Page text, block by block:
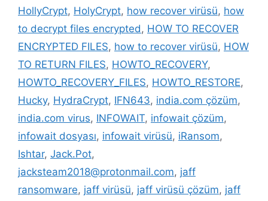
HollyCrypt, HolyCrypt, how recover virüsü, how
to decrypt files encrypted, HOW TO RECOVER
ENCRYPTED FILES, how to recover virüsü, HOW
TO RETURN FILES, HOWTO_RECOVERY,
HOWTO_RECOVERY_FILES, HOWTO_RESTORE,
Hucky, HydraCrypt, IFN643, india.com çözüm,
india.com virus, INFOWAIT, infowait çözüm,
infowait dosyası, infowait virüsü, iRansom,
Ishtar, Jack.Pot,
jacksteam2018@protonmail.com, jaff
ransomware, jaff virüsü, jaff virüsü çözüm, jaff